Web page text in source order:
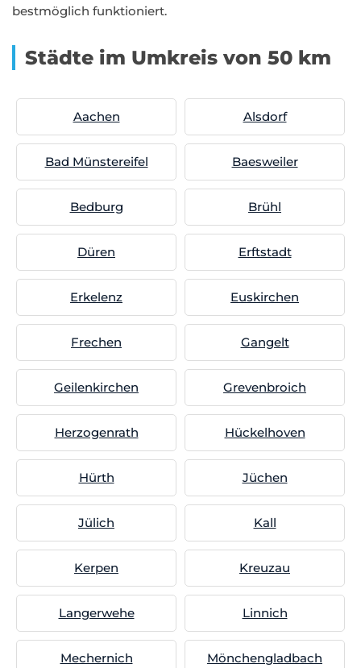
bestmöglich funktioniert.
Städte im Umkreis von 50 km
Aachen Alsdorf
Bad Münstereifel Baesweiler
Bedburg Brühl
Düren Erftstadt
Erkelenz Euskirchen
Frechen Gangelt
Geilenkirchen Grevenbroich
Herzogenrath Hückelhoven
Hürth Jüchen
Jülich Kall
Kerpen Kreuzau
Langerwehe Linnich
Mechernich Mönchengladbach